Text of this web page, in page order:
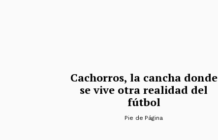
Cachorros, la cancha donde
se vive otra realidad del
fútbol
Pie de Página